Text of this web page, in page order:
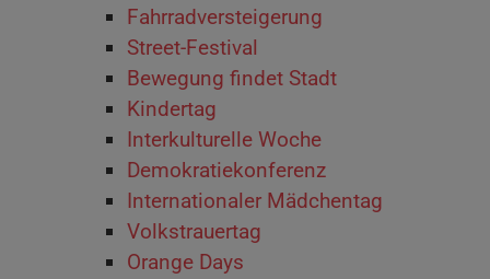
Fahrradversteigerung
Street-Festival
Bewegung findet Stadt
Kindertag
Interkulturelle Woche
Demokratiekonferenz
Internationaler Mädchentag
Volkstrauertag
Orange Days